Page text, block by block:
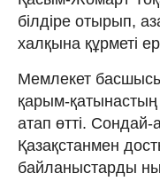
білдіре отырып,
халқына құрметі
Мемлекет басшысы
қарым-
атап өтті.
Қазақстанмен
байланыстарды